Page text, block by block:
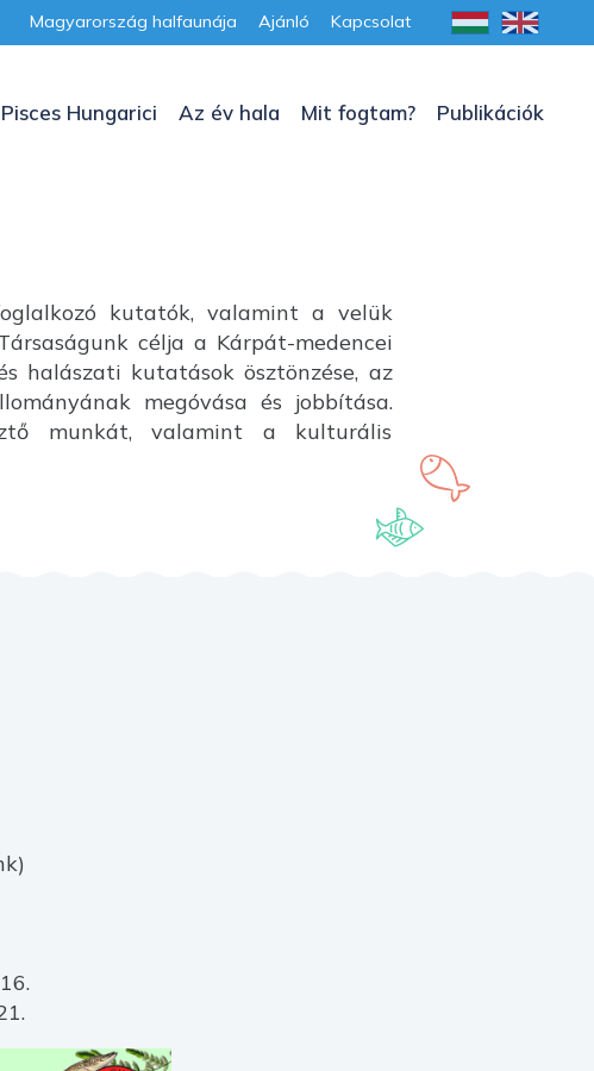
Magyarország halfaunája Ajánló Kapcsolat
Pisces Hungarici Az év hala Mit fogtam? Publikációk
kutatók, valamint a velük
célja a Kárpát-medencei
halászati kutatások ösztönzése, az
megóvása és jobbítása.
munkát, valamint a kulturális